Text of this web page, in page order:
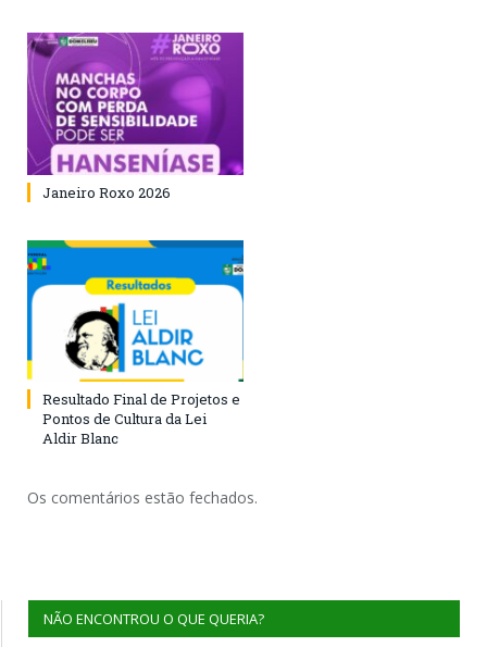
Janeiro Roxo 2026
Resultado Final de Projetos e
Pontos de Cultura da Lei
Aldir Blanc
Os comentários estão fechados.
NÃO ENCONTROU O QUE QUERIA?